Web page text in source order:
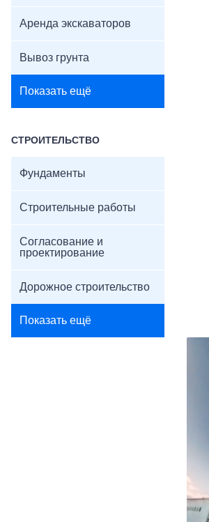
Аренда экскаваторов
Вывоз грунта
Показать ещё
СТРОИТЕЛЬСТВО
Фундаменты
Строительные работы
Согласование и
проектирование
Дорожное строительство
Показать ещё